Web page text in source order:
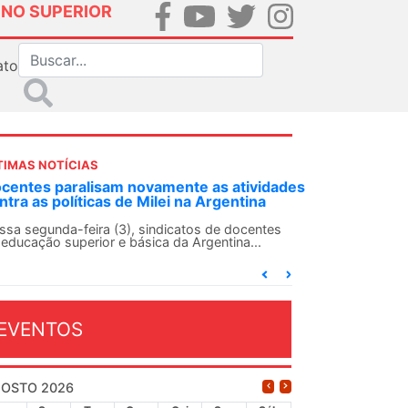
SUPERIOR
NOTÍCIAS
SN convoca docentes para Dia de
Internacionalista com Cuba em
de agosto
SN conclama suas seções sindicais e o